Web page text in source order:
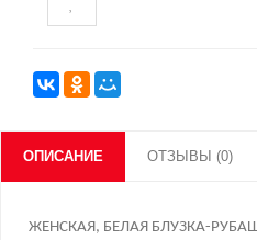
ОПИСАНИЕ ОТЗЫВЫ (0)
ЖЕНСКАЯ, БЕЛАЯ БЛУЗКА-